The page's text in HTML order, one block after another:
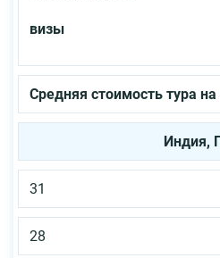
визы
Средняя стоимость тура на
Индия,
31
28